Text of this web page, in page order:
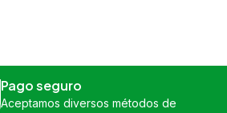
Pago seguro
Aceptamos diversos métodos de